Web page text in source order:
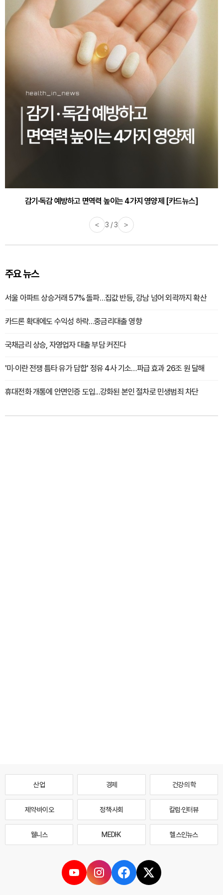
감기·독감 예방하고 면역력 높이는 4가지 영양제 [카드뉴스]
< 3 / 3 >
주요 뉴스
서울 아파트 상승거래 57% 돌파…집값 반등, 강남 넘어 외곽까지 확산
카드론 확대에도 수익성 하락…중금리대출 영향
국채금리 상승, 자영업자 대출 부담 커진다
'미·이란 전쟁 틈타 유가 담합' 정유 4사 기소…파급 효과 26조 원 달해
휴대전화 개통에 안면인증 도입...강화된 본인 절차로 민생범죄 차단
산업 경제 건강·의학
제약·바이오 정책·사회 칼럼·인터뷰
웰니스 MEDI·K 헬스인뉴스